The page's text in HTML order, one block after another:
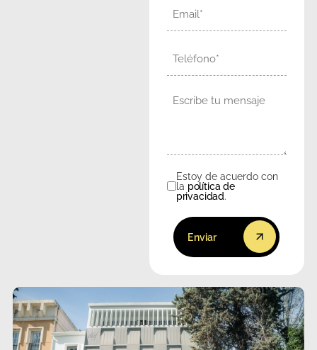
Consentimiento
Estoy de acuerdo con
la política de
privacidad.
Enviar